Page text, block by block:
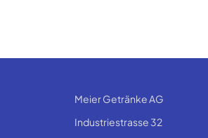
Meier Getränke AG
Industriestrasse 32